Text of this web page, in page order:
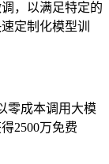
，以满足特定的
定制化模型训
零成本调用大模
2500万免费